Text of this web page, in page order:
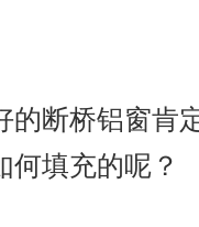
的断桥铝窗肯
何填充的呢？